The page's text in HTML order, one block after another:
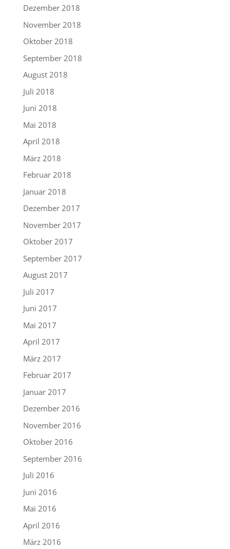
Dezember 2018
November 2018
Oktober 2018
September 2018
August 2018
Juli 2018
Juni 2018
Mai 2018
April 2018
März 2018
Februar 2018
Januar 2018
Dezember 2017
November 2017
Oktober 2017
September 2017
August 2017
Juli 2017
Juni 2017
Mai 2017
April 2017
März 2017
Februar 2017
Januar 2017
Dezember 2016
November 2016
Oktober 2016
September 2016
Juli 2016
Juni 2016
Mai 2016
April 2016
März 2016